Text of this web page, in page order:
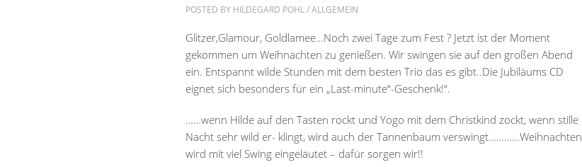
POSTED BY HILDEGARD POHL/ALLGEMEIN
Glitzer,Glamour, Goldlamee…Noch zwei Tage zum Fest ? Jetzt ist der Moment
gekommen um Weihnachten zu genießen. Wir swingen sie auf den großen Abend
ein. Entspannt wilde Stunden mit dem besten Trio das es gibt..Die Jubiläums CD
eignet sich besonders für ein „Last-minute“-Geschenk!“.
……wenn Hilde auf den Tasten rockt und Yogo mit dem Christkind zockt, wenn stille
Nacht sehr wild er- klingt, wird auch der Tannenbaum verswingt…………Weihnachten
wird mit viel Swing eingeläutet – dafür sorgen wir!!